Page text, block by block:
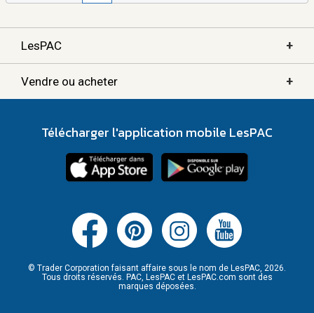
LesPAC +
Vendre ou acheter +
Télécharger l'application mobile LesPAC
© Trader Corporation faisant affaire sous le nom de LesPAC, 2026.
Tous droits réservés. PAC, LesPAC et LesPAC.com sont des
marques déposées.